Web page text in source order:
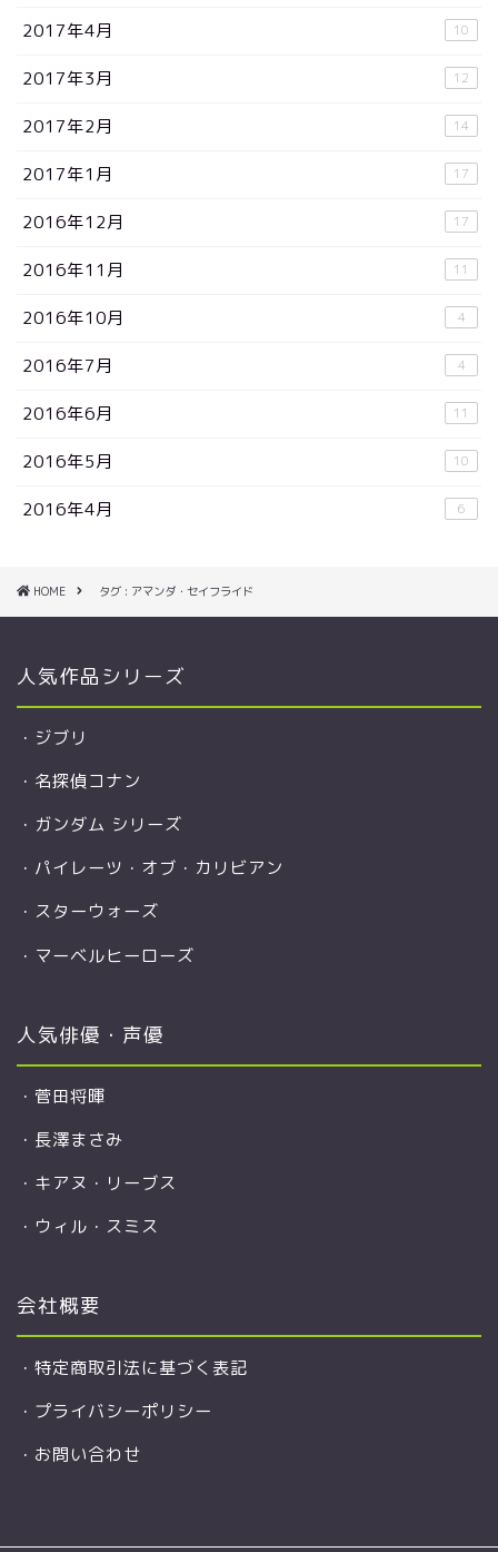
2017年4月 10
2017年3月 12
2017年2月 14
2017年1月 17
2016年12月 17
2016年11月 11
2016年10月 4
2016年7月 4
2016年6月 11
2016年5月 10
2016年4月 6
HOME タグ : アマンダ・セイフライド
人気作品シリーズ
・ ジブリ
・ 名探偵コナン
・ ガンダム シリーズ
・ パイレーツ・オブ・カリビアン
・ スターウォーズ
・ マーベルヒーローズ
人気俳優・声優
・ 菅田将暉
・ 長澤まさみ
・ キアヌ・リーブス
・ ウィル・スミス
会社概要
・ 特定商取引法に基づく表記
・ プライバシーポリシー
・ お問い合わせ